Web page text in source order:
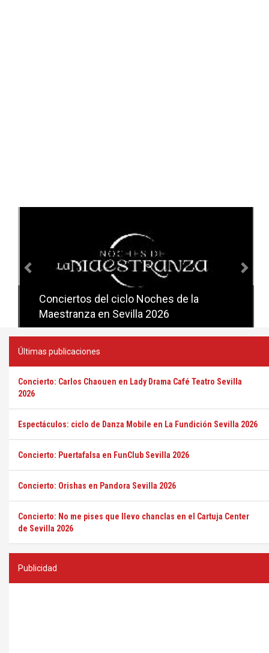
Conciertos del ciclo Noches de la
Maestranza en Sevilla 2026
Conciertos del ciclo Candlelight en
Sevilla
Últimas publicaciones
Concierto: Carlos Chaouen en Lady Drama Café Teatro Sevilla
2026
Espectáculos: ciclo de Danza Mobile en La Fundición Sevilla 2026
Concierto: Puertafalsa en FunClub Sevilla 2026
Concierto: Orishas en Pandora Sevilla 2026
Concierto: No me pises que llevo chanclas en el Cartuja Center
de Sevilla 2026
Publicidad